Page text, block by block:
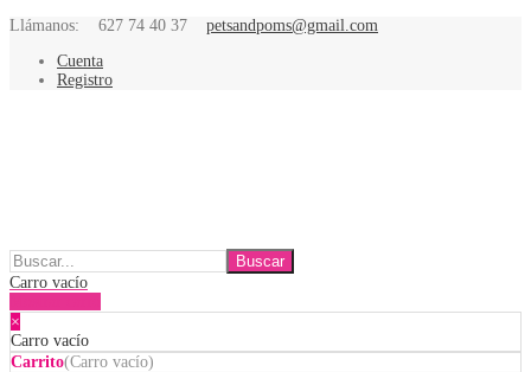
Llámanos: 627 74 40 37
petsandpoms@gmail.com
Cuenta
Registro
Carro vacío
×
Carro vacío
Carrito(Carro vacío)